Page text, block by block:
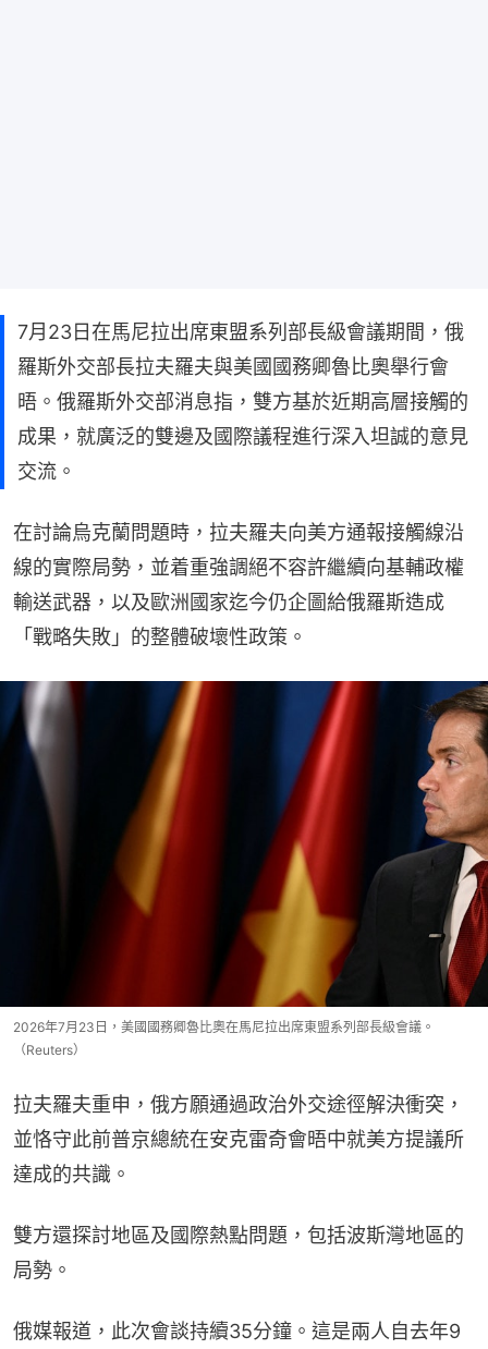
7月23日在馬尼拉出席東盟系列部長級會議期間，俄
羅斯外交部長拉夫羅夫與美國國務卿魯比奧舉行會
晤。俄羅斯外交部消息指，雙方基於近期高層接觸的
成果，就廣泛的雙邊及國際議程進行深入坦誠的意見
交流。
在討論烏克蘭問題時，拉夫羅夫向美方通報接觸線沿
線的實際局勢，並着重強調絕不容許繼續向基輔政權
輸送武器，以及歐洲國家迄今仍企圖給俄羅斯造成
「戰略失敗」的整體破壞性政策。
2026年7月23日，美國國務卿魯比奧在馬尼拉出席東盟系列部長級會議。
（Reuters）
拉夫羅夫重申，俄方願通過政治外交途徑解決衝突，
並恪守此前普京總統在安克雷奇會晤中就美方提議所
達成的共識。
雙方還探討地區及國際熱點問題，包括波斯灣地區的
局勢。
俄媒報道，此次會談持續35分鐘。這是兩人自去年9